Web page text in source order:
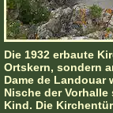
Die 1932 erbaute
Ortskern, sondern
Dame de Landouar
Nische der
Kind. Die